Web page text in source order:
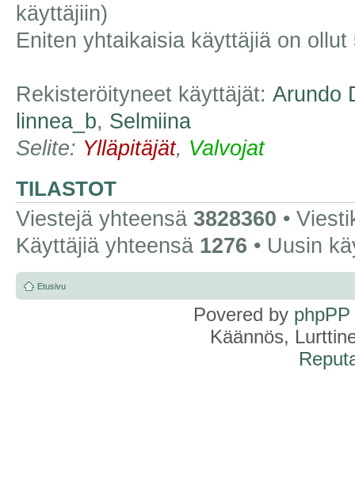
käyttäjiin)
Eniten yhtaikaisia käyttäjiä on ollut
Rekisteröityneet käyttäjät: Arundo
linnea_b, Selmiina
Selite: Ylläpitäjät, Valvojat
TILASTOT
Viestejä yhteensä 3828360 •
Käyttäjiä yhteensä 1276 • Uusin
Etusivu
Povered by phpPP
Käännös,